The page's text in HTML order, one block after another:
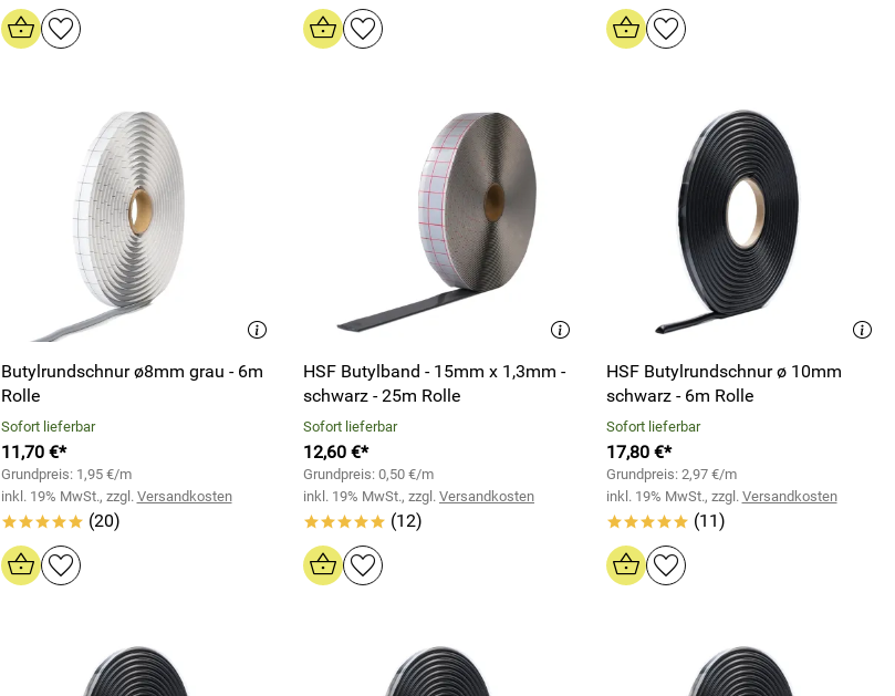
Butylrundschnur ø8mm grau - 6m
Rolle
Sofort lieferbar
11,70 €*
Grundpreis: 1,95 €/m
inkl. 19% MwSt., zzgl. Versandkosten
***** (20)
HSF Butylband - 15mm x 1,3mm -
schwarz - 25m Rolle
Sofort lieferbar
12,60 €*
Grundpreis: 0,50 €/m
inkl. 19% MwSt., zzgl. Versandkosten
***** (12)
HSF Butylrundschnur ø 10mm
schwarz - 6m Rolle
Sofort lieferbar
17,80 €*
Grundpreis: 2,97 €/m
inkl. 19% MwSt., zzgl. Versandkosten
***** (11)